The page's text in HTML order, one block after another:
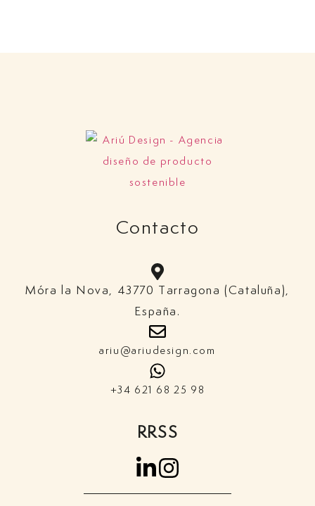
Contacto
Móra la Nova, 43770 Tarragona (Cataluña),
España.​
ariu@ariudesign.com
+34 621 68 25 98
RRSS